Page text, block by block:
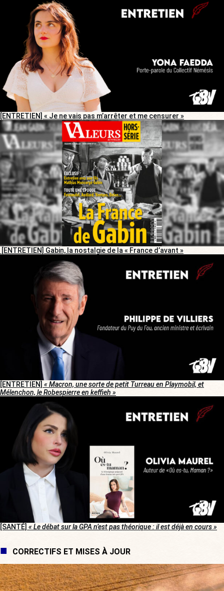
[ENTRETIEN] « Je ne vais pas m’arrêter et me censurer »
[ENTRETIEN] Gabin, la nostalgie de la « France d’avant »
[ENTRETIEN] « Macron, une sorte de petit Turreau en Playmobil, et
Mélenchon, le Robespierre en keffieh »
[SANTÉ] « Le débat sur la GPA n’est pas théorique : il est déjà en cours »
CORRECTIFS ET MISES À JOUR